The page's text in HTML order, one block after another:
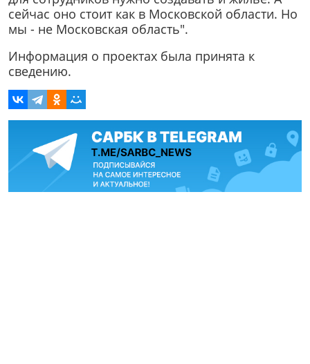
сейчас оно стоит как в Московской области. Но
мы - не Московская область".
Информация о проектах была принята к
сведению.